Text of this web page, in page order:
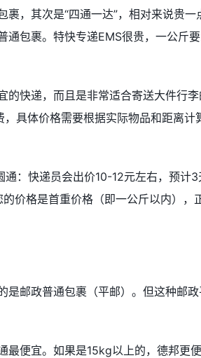
，其次是“四通一达”，相对来说贵
通包裹。特快专递EMS很贵，一公斤
的快递，而且是非常适合寄送大件行
具体价格需要根据实际物品和距离计
：快递员会出价10-12元左右，预计
价格是首重价格（即一公斤以内），
是邮政普通包裹（平邮）。但这种邮
便宜。如果是15kg以上的，德邦更便